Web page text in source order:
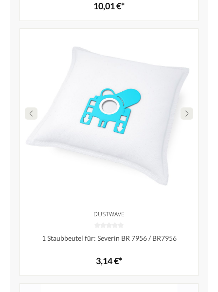
10,01 €*
DUSTWAVE
1 Staubbeutel für: Severin BR 7956 / BR7956
3,14 €*